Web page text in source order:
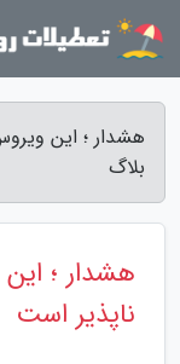
هشدار ؛ این
بلاگ
هشدار ؛
ناپذیر است